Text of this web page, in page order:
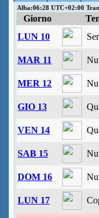
Alba:06:28 UTC+02:00
Giorno
LUN 10
MAR 11
MER 12
GIO 13
VEN 14
SAB 15
DOM 16
LUN 17